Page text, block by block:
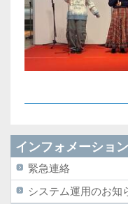
インフォメーション
緊急連絡
システム運用のお知